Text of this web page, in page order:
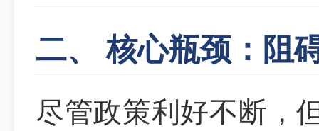
二、 核心瓶颈：阻
尽管政策利好不断，